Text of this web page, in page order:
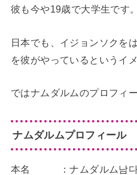
彼も今や19歳で大学生です。
日本でも、イジョンソクを
を彼がやっているというイ
ではナムダルムのプロフィ
ナムダルムプロフィール
本名 ：ナムダルム남다